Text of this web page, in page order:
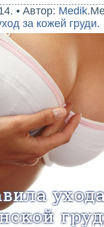
• Автор: Medik.
за кожей груди.